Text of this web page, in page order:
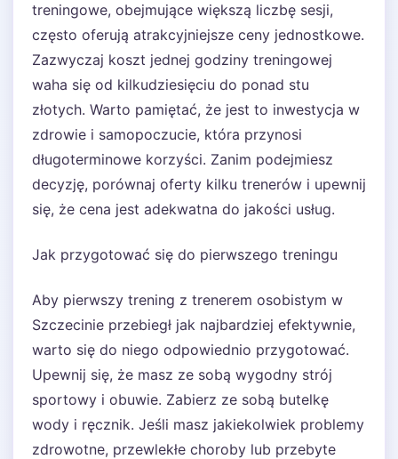
treningowe, obejmujące większą liczbę sesji,
często oferują atrakcyjniejsze ceny jednostkowe.
Zazwyczaj koszt jednej godziny treningowej
waha się od kilkudziesięciu do ponad stu
złotych. Warto pamiętać, że jest to inwestycja w
zdrowie i samopoczucie, która przynosi
długoterminowe korzyści. Zanim podejmiesz
decyzję, porównaj oferty kilku trenerów i upewnij
się, że cena jest adekwatna do jakości usług.
Jak przygotować się do pierwszego treningu
Aby pierwszy trening z trenerem osobistym w
Szczecinie przebiegł jak najbardziej efektywnie,
warto się do niego odpowiednio przygotować.
Upewnij się, że masz ze sobą wygodny strój
sportowy i obuwie. Zabierz ze sobą butelkę
wody i ręcznik. Jeśli masz jakiekolwiek problemy
zdrowotne, przewlekłe choroby lub przebyte